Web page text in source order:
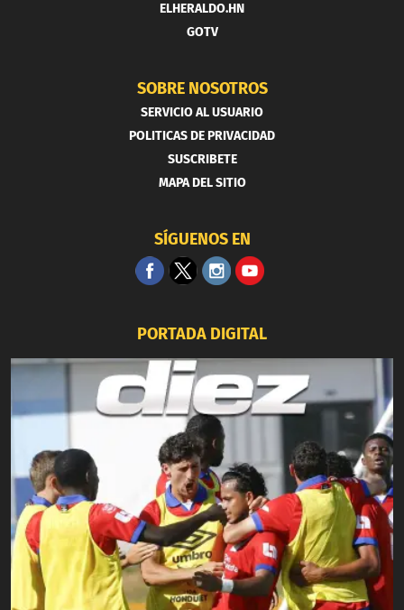
ELHERALDO.HN
GOTV
SOBRE NOSOTROS
SERVICIO AL USUARIO
POLITICAS DE PRIVACIDAD
SUSCRIBETE
MAPA DEL SITIO
SÍGUENOS EN
PORTADA DIGITAL